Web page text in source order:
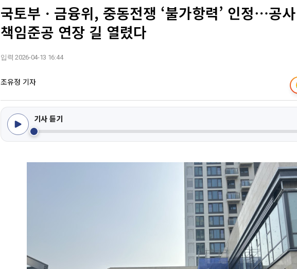
국토부ㆍ금융위, 중동전쟁 ‘불가항력’ 인정⋯공
책임준공 연장 길 열렸다
입력 2026-04-13 16:44
조유정 기자
기사 듣기